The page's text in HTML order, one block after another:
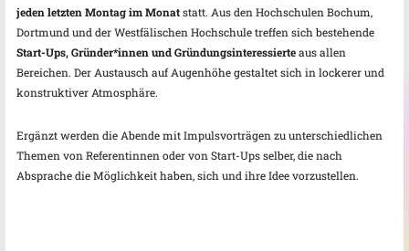
jeden letzten Montag im Monatstatt. Aus den Hochschulen Bochum,
Dortmund und der Westfälischen Hochschule treffen sich bestehende
Start-Ups, Gründer*innen und Gründungsinteressierteaus allen
Bereichen. Der Austausch auf Augenhöhe gestaltet sich in lockerer und
konstruktiver Atmosphäre.
Ergänzt werden die Abende mit Impulsvorträgen zu unterschiedlichen
Themen von Referentinnen oder von Start-Ups selber, die nach
Absprache die Möglichkeit haben, sich und ihre Idee vorzustellen.